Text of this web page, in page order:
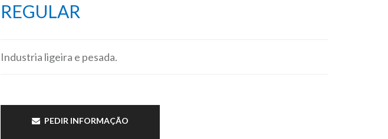
REGULAR
Industria ligeira e pesada.
PEDIR INFORMAÇÃO